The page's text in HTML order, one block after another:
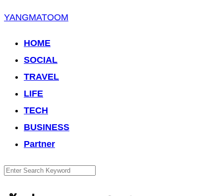
Skip
YANGMATOOM
HOME
SOCIAL
TRAVEL
LIFE
TECH
BUSINESS
Partner
Search